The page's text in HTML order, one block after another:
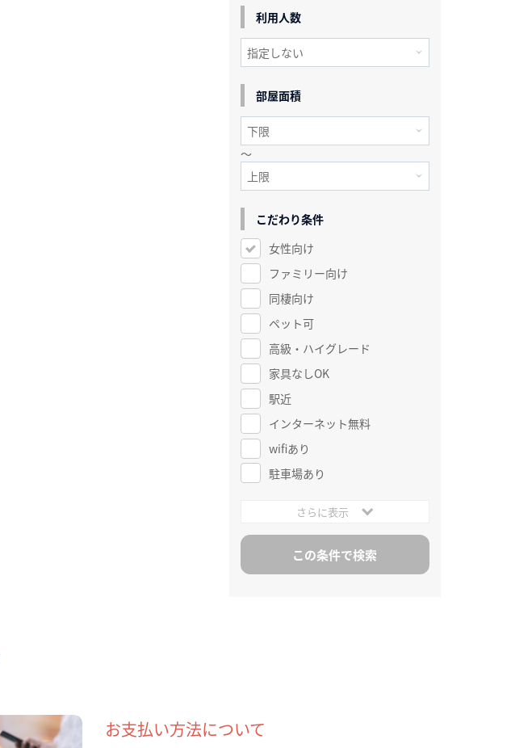
利用人数
部屋面積
～
こだわり条件
女性向け
ファミリー向け
同棲向け
ペット可
高級・ハイグレード
家具なしOK
駅近
インターネット無料
wifiあり
駐車場あり
さらに表示
お支払い方法について